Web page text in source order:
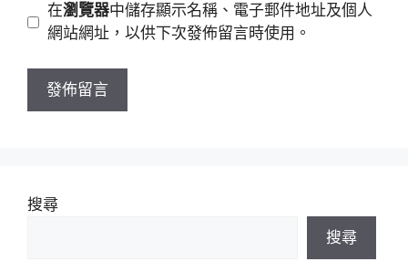
址
站
址
在瀏覽器中儲存顯示名稱、電子郵件地址及個人
網站網址，以供下次發佈留言時使用。
搜尋
搜尋